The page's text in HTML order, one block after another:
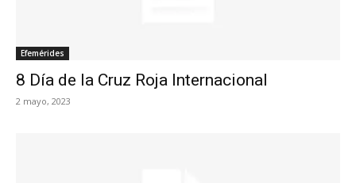
Efemérides
8 Día de la Cruz Roja Internacional
2 mayo, 2023